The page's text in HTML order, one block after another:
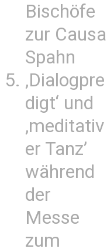
Bischöfe
zur Causa
Spahn
‚Dialogpre
digt‘ und
‚meditativ
er Tanz’
während
der
Messe
zum